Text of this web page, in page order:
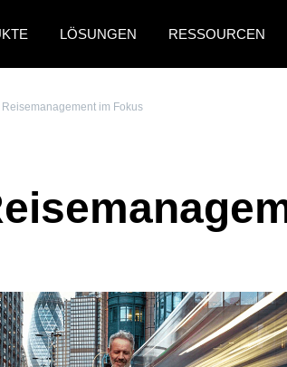
LÖSUNGEN RESSOURCEN
Canada (Français)
Reisemanagement im Fokus